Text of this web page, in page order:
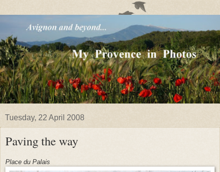
Tuesday, 22 April 2008
Paving the way
Place du Palais